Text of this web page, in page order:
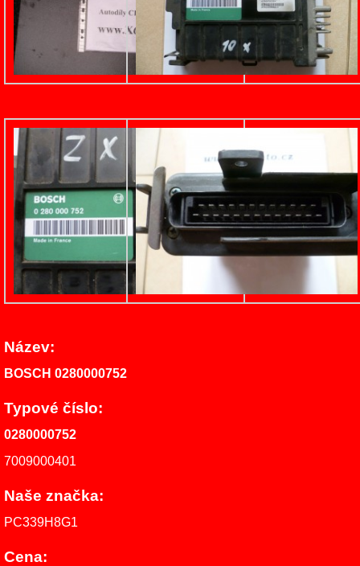
Název:
BOSCH 0280000752
Typové číslo:
0280000752
7009000401
Naše značka:
PC339H8G1
Cena: